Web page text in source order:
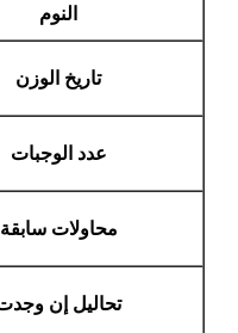
النوم
تاريخ الوزن
عدد الوجبات
محاولات سابقة
تحاليل إن